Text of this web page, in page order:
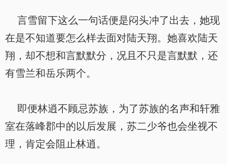
言雪留下这么一句话便是闷头冲了出去，她现
在是不知道要怎么样去面对陆天翔。她喜欢陆天
翔，却不想和言默默分，况且不只是言默默，还
有雪兰和岳乐两个。
即便林逍不顾忌苏族，为了苏族的名声和轩雅
室在落峰郡中的以后发展，苏二少爷也会坐视不
理，肯定会阻止林逍。